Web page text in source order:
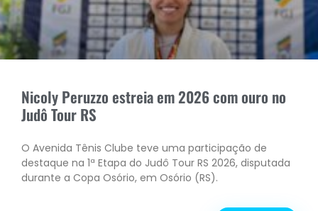
Nicoly Peruzzo estreia em 2026 com ouro no
Judô Tour RS
O Avenida Tênis Clube teve uma participação de
destaque na 1ª Etapa do Judô Tour RS 2026, disputada
durante a Copa Osório, em Osório (RS).